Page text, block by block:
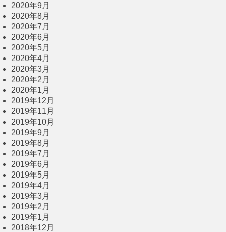
2020年9月
2020年8月
2020年7月
2020年6月
2020年5月
2020年4月
2020年3月
2020年2月
2020年1月
2019年12月
2019年11月
2019年10月
2019年9月
2019年8月
2019年7月
2019年6月
2019年5月
2019年4月
2019年3月
2019年2月
2019年1月
2018年12月